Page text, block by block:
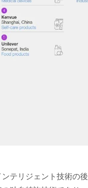
テリジェント技術の